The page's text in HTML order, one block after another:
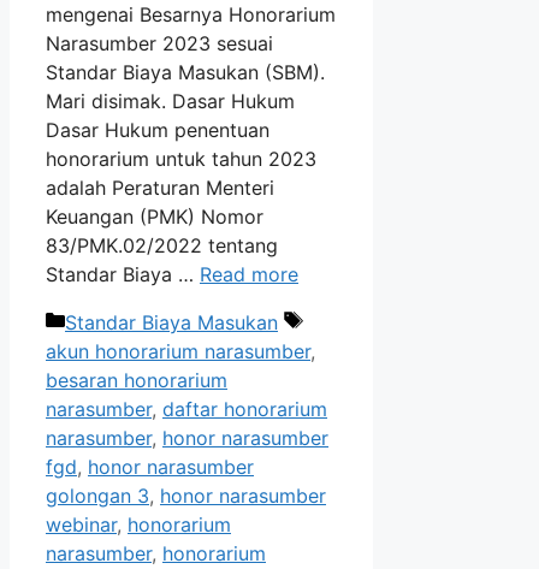
mengenai Besarnya Honorarium
Narasumber 2023 sesuai
Standar Biaya Masukan (SBM).
Mari disimak. Dasar Hukum
Dasar Hukum penentuan
honorarium untuk tahun 2023
adalah Peraturan Menteri
Keuangan (PMK) Nomor
83/PMK.02/2022 tentang
Standar Biaya … Read more
Categories
Standar Biaya Masukan
Tags
akun honorarium narasumber,
besaran honorarium
narasumber, daftar honorarium
narasumber, honor narasumber
fgd, honor narasumber
golongan 3, honor narasumber
webinar, honorarium
narasumber, honorarium